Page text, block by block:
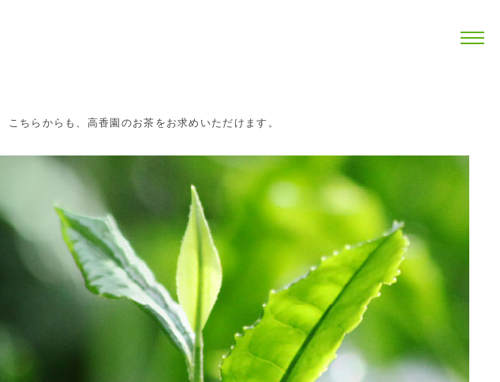
ちらからも、高香園のお茶をお求めいただけます。